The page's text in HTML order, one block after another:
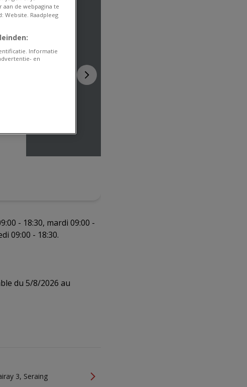
- 18:30, mardi 09:00 -
09:00 - 18:30.
du 5/8/2026 au
3, Seraing
de webpagina te
Website. Raadpleeg
Informatie
en